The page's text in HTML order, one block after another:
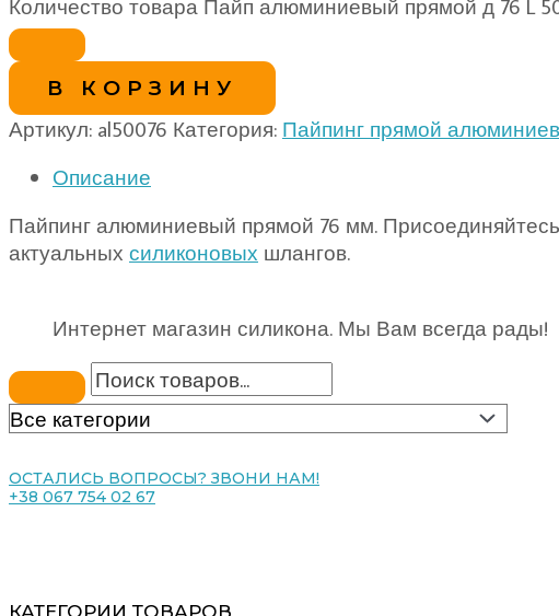
Количество товара Пайп алюминиевый прямой д 76 L
В КОРЗИНУ
Артикул: al50076 Категория: Пайпинг прямой
Описание
Пайпинг алюминиевый прямой 76 мм.
актуальных силиконовых шлангов.
Интернет магазин силикона. Мы Вам всегда рады!
ОСТАЛИСЬ ВОПРОСЫ? ЗВОНИ НАМ!
+38 067 754 02 67
КАТЕГОРИИ ТОВАРОВ